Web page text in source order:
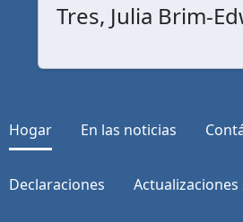
Tres, Julia Brim-
Hogar En las noticias
Declaraciones Actualizaciones